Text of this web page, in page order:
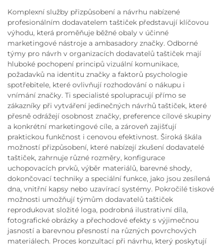
Komplexní služby přizpůsobení a návrhu nabízené
profesionálním dodavatelem taštiček představují klíčovou
výhodu, která proměňuje běžné obaly v účinné
marketingové nástroje a ambasadory značky. Odborné
týmy pro návrh v organizacích dodavatelů taštiček mají
hluboké pochopení principů vizuální komunikace,
požadavků na identitu značky a faktorů psychologie
spotřebitele, které ovlivňují rozhodování o nákupu i
vnímání značky. Ti specialisté spolupracují přímo se
zákazníky při vytváření jedinečných návrhů taštiček, které
přesně odrážejí osobnost značky, preference cílové skupiny
a konkrétní marketingové cíle, a zároveň zajišťují
praktickou funkčnost i cenovou efektivnost. Široká škála
možností přizpůsobení, které nabízejí zkušení dodavatelé
taštiček, zahrnuje různé rozměry, konfigurace
uchopovacích prvků, výběr materiálů, barevné shody,
dokončovací techniky a speciální funkce, jako jsou zesílená
dna, vnitřní kapsy nebo uzavírací systémy. Pokročilé tiskové
možnosti umožňují týmům dodavatelů taštiček
reprodukovat složité loga, podrobná ilustrativní díla,
fotografické obrázky a přechodové efekty s výjimečnou
jasností a barevnou přesností na různých povrchových
materiálech. Proces konzultací při návrhu, který poskytují